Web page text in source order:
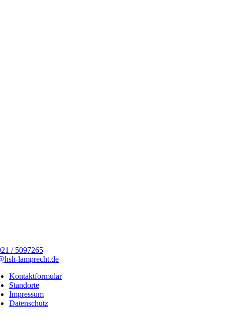
/ 5097265
lamprecht.de
Kontaktformular
Standorte
Impressum
Datenschutz